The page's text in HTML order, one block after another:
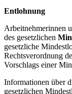
Entlohnung
Arbeitnehmerinnen
des gesetzlichen
gesetzliche
Rechtsverordnung
Vorschlags einer
Informationen über
gesetzlichen